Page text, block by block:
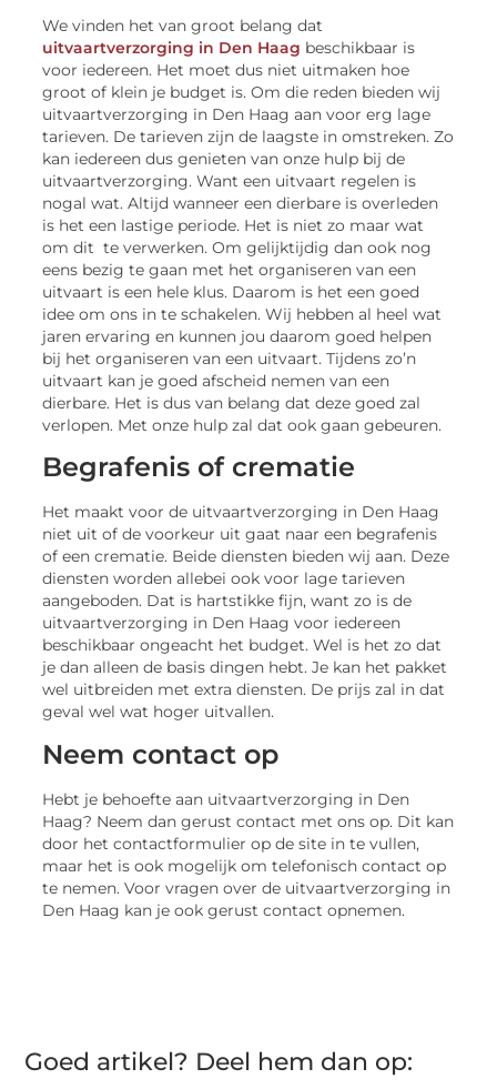
We vinden het van groot belang dat
uitvaartverzorging in Den Haag beschikbaar is
voor iedereen. Het moet dus niet uitmaken hoe
groot of klein je budget is. Om die reden bieden wij
uitvaartverzorging in Den Haag aan voor erg lage
tarieven. De tarieven zijn de laagste in omstreken. Zo
kan iedereen dus genieten van onze hulp bij de
uitvaartverzorging. Want een uitvaart regelen is
nogal wat. Altijd wanneer een dierbare is overleden
is het een lastige periode. Het is niet zo maar wat
om dit te verwerken. Om gelijktijdig dan ook nog
eens bezig te gaan met het organiseren van een
uitvaart is een hele klus. Daarom is het een goed
idee om ons in te schakelen. Wij hebben al heel wat
jaren ervaring en kunnen jou daarom goed helpen
bij het organiseren van een uitvaart. Tijdens zo’n
uitvaart kan je goed afscheid nemen van een
dierbare. Het is dus van belang dat deze goed zal
verlopen. Met onze hulp zal dat ook gaan gebeuren.
Begrafenis of crematie
Het maakt voor de uitvaartverzorging in Den Haag
niet uit of de voorkeur uit gaat naar een begrafenis
of een crematie. Beide diensten bieden wij aan. Deze
diensten worden allebei ook voor lage tarieven
aangeboden. Dat is hartstikke fijn, want zo is de
uitvaartverzorging in Den Haag voor iedereen
beschikbaar ongeacht het budget. Wel is het zo dat
je dan alleen de basis dingen hebt. Je kan het pakket
wel uitbreiden met extra diensten. De prijs zal in dat
geval wel wat hoger uitvallen.
Neem contact op
Hebt je behoefte aan uitvaartverzorging in Den
Haag? Neem dan gerust contact met ons op. Dit kan
door het contactformulier op de site in te vullen,
maar het is ook mogelijk om telefonisch contact op
te nemen. Voor vragen over de uitvaartverzorging in
Den Haag kan je ook gerust contact opnemen.
Goed artikel? Deel hem dan op: